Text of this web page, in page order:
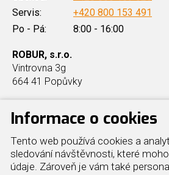
Servis:
+420 800 153 491
Po - Pá:
8:00 - 16:00
ROBUR, s.r.o.
Vintrovna 3g
664 41 Popůvky
Produkty
Průmyslové vytápění hal
Další
Informace o cookies
Tento web používá cookies a
sledování návštěvnosti, které
údaje. Zároveň je vám také